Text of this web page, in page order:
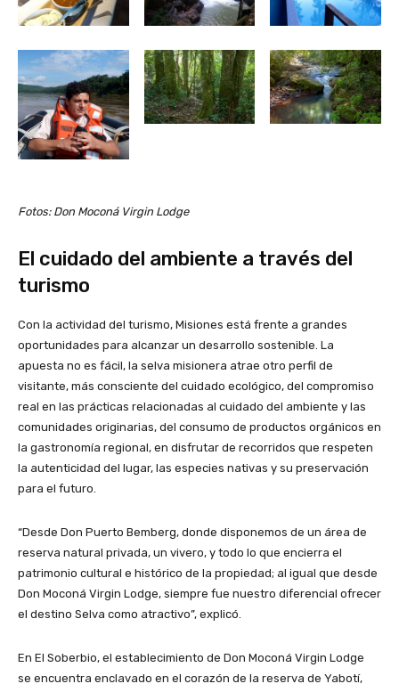
Fotos: Don Moconá Virgin Lodge
El cuidado del ambiente a través del
turismo
Con la actividad del turismo, Misiones está frente a grandes
oportunidades para alcanzar un desarrollo sostenible. La
apuesta no es fácil, la selva misionera atrae otro perfil de
visitante, más consciente del cuidado ecológico, del compromiso
real en las prácticas relacionadas al cuidado del ambiente y las
comunidades originarias, del consumo de productos orgánicos en
la gastronomía regional, en disfrutar de recorridos que respeten
la autenticidad del lugar, las especies nativas y su preservación
para el futuro.
“Desde Don Puerto Bemberg, donde disponemos de un área de
reserva natural privada, un vivero, y todo lo que encierra el
patrimonio cultural e histórico de la propiedad; al igual que desde
Don Moconá Virgin Lodge, siempre fue nuestro diferencial ofrecer
el destino Selva como atractivo”, explicó.
En El Soberbio, el establecimiento de Don Moconá Virgin Lodge
se encuentra enclavado en el corazón de la reserva de Yabotí,